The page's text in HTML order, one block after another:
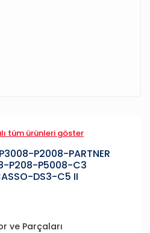
tüm ürünleri göster
P2008-PARTNER
P208-P5008-C3
DS3-C5 II
ve Parçaları